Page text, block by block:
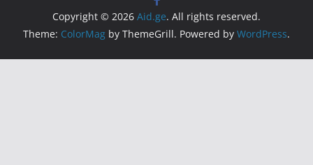
Copyright © 2026 Aid.ge. All rights reserved.
Theme: ColorMag by ThemeGrill. Powered by WordPress.